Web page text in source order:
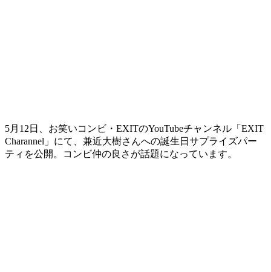
5月12日、お笑いコンビ・EXITのYouTubeチャンネル「EXIT
Charannel」にて、兼近大樹さんへの誕生日サプライズパー
ティを公開。コンビ仲の良さが話題になっています。